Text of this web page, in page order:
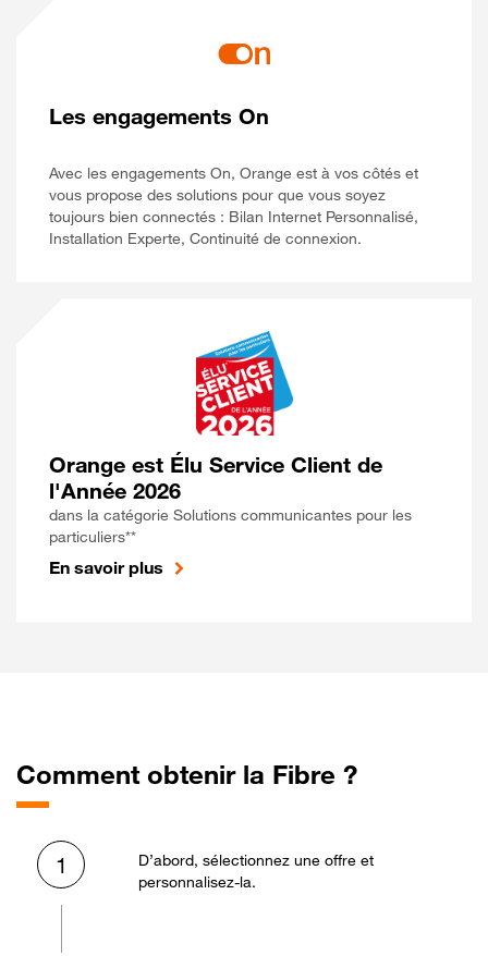
Les engagements On
Avec les engagements On, Orange est à vos côtés et
vous propose des solutions pour que vous soyez
toujours bien connectés : Bilan Internet Personnalisé,
Installation Experte, Continuité de connexion.
Orange est Élu Service Client de
l'Année 2026
dans la catégorie Solutions communicantes pour les
particuliers**
En savoir plus
Comment obtenir la Fibre ?
1
D’abord, sélectionnez une offre et
personnalisez-la.